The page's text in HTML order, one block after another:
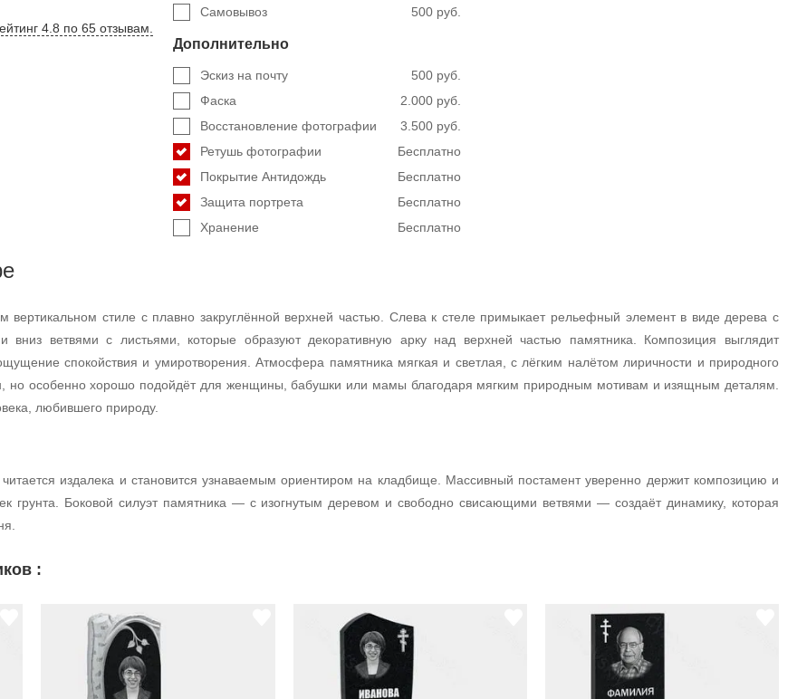
4.8 по 65 отзывам.
500 руб.
Самовывоз
Дополнительно
500 руб.
Эскиз на почту
2.000 руб.
Фаска
3.500 руб.
Восстановление фотографии
Бесплатно
Ретушь фотографии
Бесплатно
Покрытие Антидождь
Бесплатно
Защита портрета
Бесплатно
Хранение
вертикальном стиле с плавно закруглённой верхней частью. Слева к стеле примыкает рельефный элемент в виде дерева с
вниз ветвями с листьями, которые образуют декоративную арку над верхней частью памятника. Композиция выглядит
спокойствия и умиротворения. Атмосфера памятника мягкая и светлая, с лёгким налётом лиричности и природного
но особенно хорошо подойдёт для женщины, бабушки или мамы благодаря мягким природным мотивам и изящным деталям.
любившего природу.
издалека и становится узнаваемым ориентиром на кладбище. Массивный постамент уверенно держит композицию и
грунта. Боковой силуэт памятника — с изогнутым деревом и свободно свисающими ветвями — создаёт динамику, которая
: